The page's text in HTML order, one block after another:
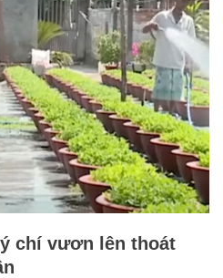
chí vươn lên thoát